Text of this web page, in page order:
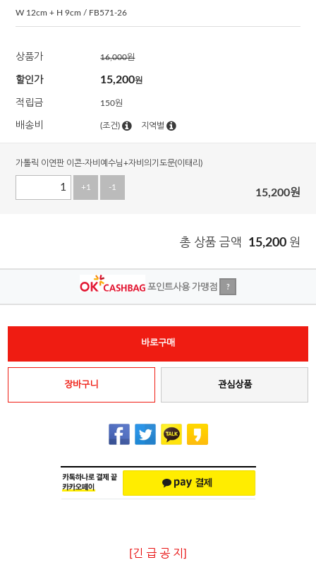
W 12cm + H 9cm / FB571-26
상품가 16,000원
할인가 15,200원
적립금 150원
배송비 (조건) 지역별
가톨릭 이연판 이콘-자비예수님+자비의기도문(이태리)
+1 -1 15,200원
총 상품 금액 15,200 원
포인트사용 가맹점 ?
바로구매
장바구니 관심상품
[긴 급 공 지]